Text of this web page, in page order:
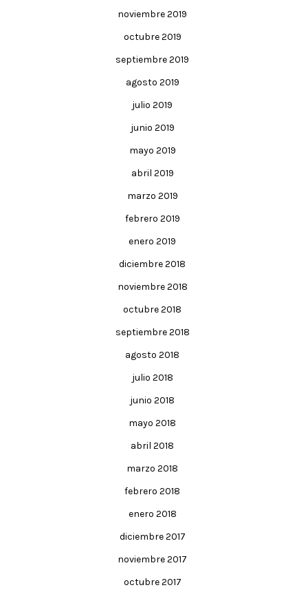
noviembre 2019
octubre 2019
septiembre 2019
agosto 2019
julio 2019
junio 2019
mayo 2019
abril 2019
marzo 2019
febrero 2019
enero 2019
diciembre 2018
noviembre 2018
octubre 2018
septiembre 2018
agosto 2018
julio 2018
junio 2018
mayo 2018
abril 2018
marzo 2018
febrero 2018
enero 2018
diciembre 2017
noviembre 2017
octubre 2017